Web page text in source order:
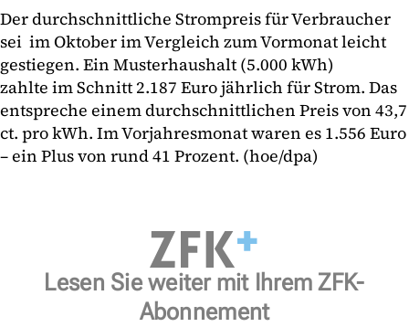
Der durchschnittliche Strompreis für Verbraucher
sei im Oktober im Vergleich zum Vormonat leicht
gestiegen. Ein Musterhaushalt (5.000 kWh)
zahlte im Schnitt 2.187 Euro jährlich für Strom. Das
entspreche einem durchschnittlichen Preis von 43,7
ct. pro kWh. Im Vorjahresmonat waren es 1.556 Euro
– ein Plus von rund 41 Prozent. (hoe/dpa)
Lesen Sie weiter mit Ihrem ZFK-
Abonnement